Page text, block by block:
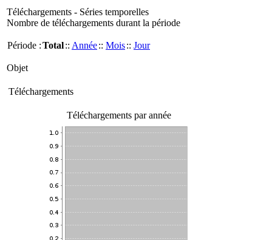
Téléchargements - Séries temporelles
Nombre de téléchargements durant la période
Période :Total:: Année:: Mois:: Jour
Objet
Téléchargements
Téléchargements par année